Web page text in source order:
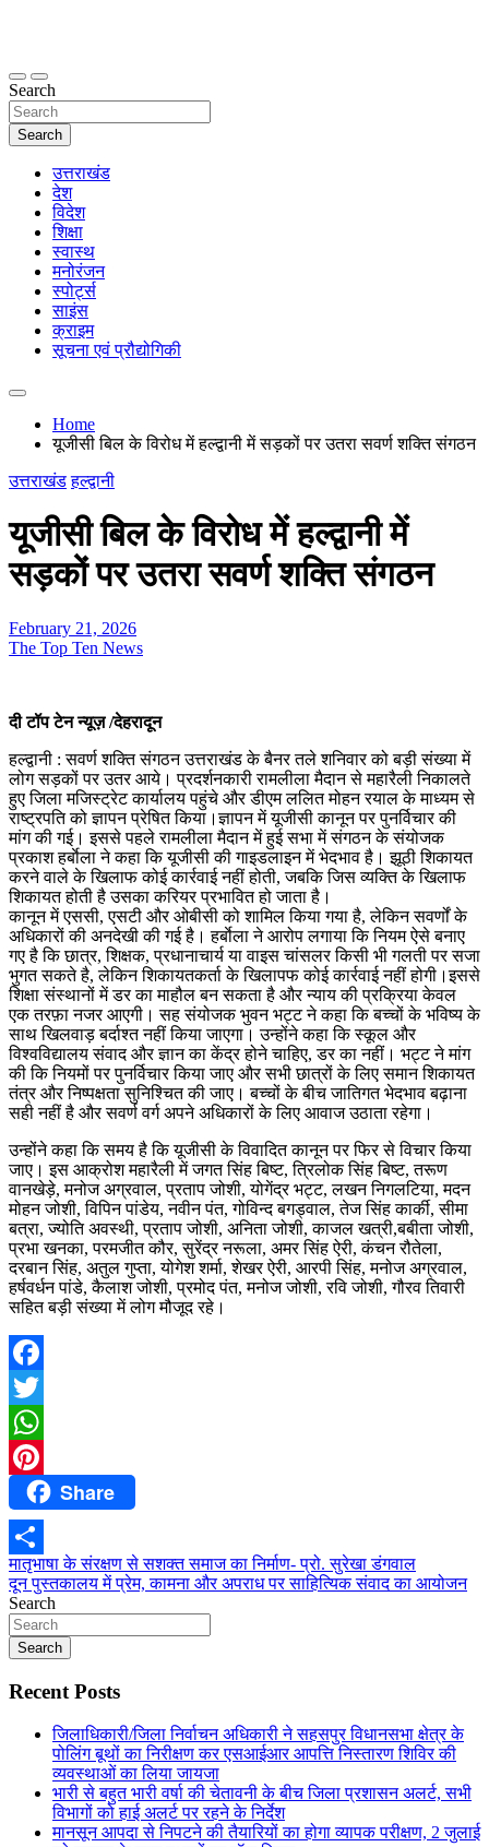
thetoptennews.com
Search
Search
उत्तराखंड
देश
विदेश
शिक्षा
स्वास्थ
मनोरंजन
स्पोर्ट्स
साइंस
क्राइम
सूचना एवं प्रौद्योगिकी
Home
यूजीसी बिल के विरोध में हल्द्वानी में सड़कों पर उतरा सवर्ण शक्ति संगठन
उत्तराखंड हल्द्वानी
यूजीसी बिल के विरोध में हल्द्वानी में
सड़कों पर उतरा सवर्ण शक्ति संगठन
February 21, 2026
The Top Ten News
दी टॉप टेन न्यूज़ /देहरादून
हल्द्वानी : सवर्ण शक्ति संगठन उत्तराखंड के बैनर तले शनिवार को बड़ी संख्या में
लोग सड़कों पर उतर आये। प्रदर्शनकारी रामलीला मैदान से महारैली निकालते
हुए जिला मजिस्ट्रेट कार्यालय पहुंचे और डीएम ललित मोहन रयाल के माध्यम से
राष्ट्रपति को ज्ञापन प्रेषित किया।ज्ञापन में यूजीसी कानून पर पुनर्विचार की
मांग की गई। इससे पहले रामलीला मैदान में हुई सभा में संगठन के संयोजक
प्रकाश हर्बाेला ने कहा कि यूजीसी की गाइडलाइन में भेदभाव है। झूठी शिकायत
करने वाले के खिलाफ कोई कार्रवाई नहीं होती, जबकि जिस व्यक्ति के खिलाफ
शिकायत होती है उसका करियर प्रभावित हो जाता है।
कानून में एससी, एसटी और ओबीसी को शामिल किया गया है, लेकिन सवर्णों के
अधिकारों की अनदेखी की गई है। हर्बाेला ने आरोप लगाया कि नियम ऐसे बनाए
गए है कि छात्र, शिक्षक, प्रधानाचार्य या वाइस चांसलर किसी भी गलती पर सजा
भुगत सकते है, लेकिन शिकायतकर्ता के खिलापफ कोई कार्रवाई नहीं होगी।इससे
शिक्षा संस्थानों में डर का माहौल बन सकता है और न्याय की प्रक्रिया केवल
एक तरफ़ा नजर आएगी। सह संयोजक भुवन भट्ट ने कहा कि बच्चों के भविष्य के
साथ खिलवाड़ बर्दाश्त नहीं किया जाएगा। उन्होंने कहा कि स्कूल और
विश्वविद्यालय संवाद और ज्ञान का केंद्र होने चाहिए, डर का नहीं। भट्ट ने मांग
की कि नियमों पर पुनर्विचार किया जाए और सभी छात्रों के लिए समान शिकायत
तंत्र और निष्पक्षता सुनिश्चित की जाए। बच्चों के बीच जातिगत भेदभाव बढ़ाना
सही नहीं है और सवर्ण वर्ग अपने अधिकारों के लिए आवाज उठाता रहेगा।
उन्होंने कहा कि समय है कि यूजीसी के विवादित कानून पर फिर से विचार किया
जाए। इस आक्रोश महारैली में जगत सिंह बिष्ट, त्रिलोक सिंह बिष्ट, तरूण
वानखेड़े, मनोज अग्रवाल, प्रताप जोशी, योगेंद्र भट्ट, लखन निगलटिया, मदन
मोहन जोशी, विपिन पांडेय, नवीन पंत, गोविन्द बगड्वाल, तेज सिंह कार्की, सीमा
बत्रा, ज्योति अवस्थी, प्रताप जोशी, अनिता जोशी, काजल खत्री,बबीता जोशी,
प्रभा खनका, परमजीत कौर, सुरेंद्र नरूला, अमर सिंह ऐरी, कंचन रौतेला,
दरबान सिंह, अतुल गुप्ता, योगेश शर्मा, शेखर ऐरी, आरपी सिंह, मनोज अग्रवाल,
हर्षवर्धन पांडे, कैलाश जोशी, प्रमोद पंत, मनोज जोशी, रवि जोशी, गौरव तिवारी
सहित बड़ी संख्या में लोग मौजूद रहे।
Facebook
Twitter
WhatsApp
PinterestShare
Share
Post
navigation
मातृभाषा के संरक्षण से सशक्त समाज का निर्माण- प्रो. सुरेखा डंगवाल
दून पुस्तकालय में प्रेम, कामना और अपराध पर साहित्यिक संवाद का आयोजन
Search
Search
Recent Posts
जिलाधिकारी/जिला निर्वाचन अधिकारी ने सहसपुर विधानसभा क्षेत्र के
पोलिंग बूथों का निरीक्षण कर एसआईआर आपत्ति निस्तारण शिविर की
व्यवस्थाओं का लिया जायजा
भारी से बहुत भारी वर्षा की चेतावनी के बीच जिला प्रशासन अलर्ट, सभी
विभागों को हाई अलर्ट पर रहने के निर्देश
मानसून आपदा से निपटने की तैयारियों का होगा व्यापक परीक्षण, 2 जुलाई